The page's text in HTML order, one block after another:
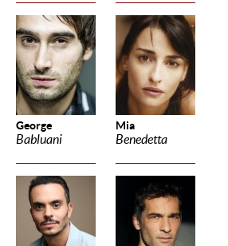
George
Babluani
Mia
Benedetta